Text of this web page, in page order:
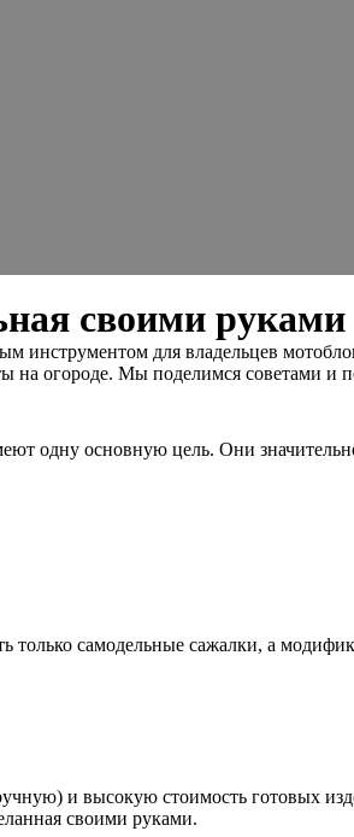
своими руками
инструментом для владельцев
на огороде. Мы поделимся советами
одну основную цель. Они
самодельные сажалки, а
и высокую стоимость готовых
своими руками.